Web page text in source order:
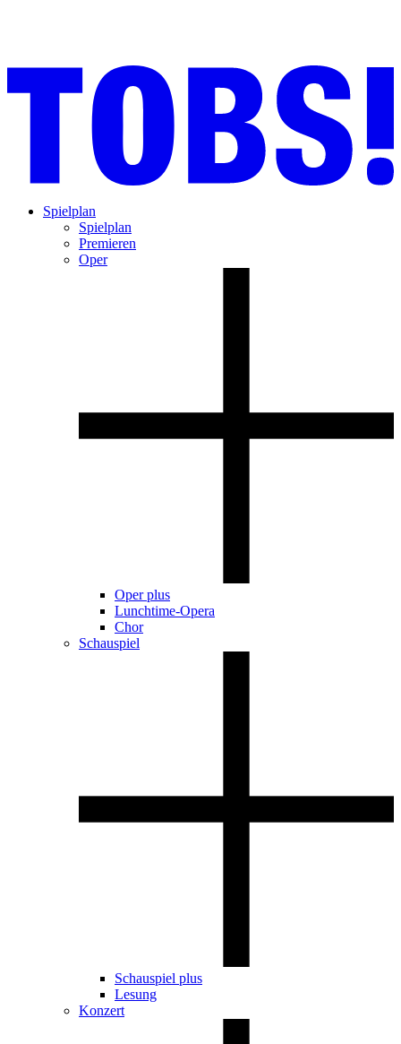
Spielplan
Spielplan
Premieren
Oper
Oper plus
Lunchtime-Opera
Chor
Schauspiel
Schauspiel plus
Lesung
Konzert